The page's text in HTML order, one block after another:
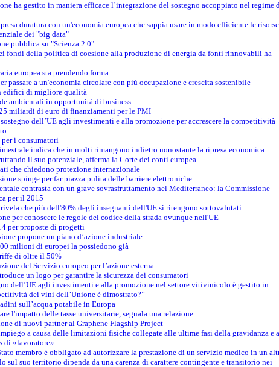
ha gestito in maniera efficace l’integrazione del sostegno accoppiato nel regime
duratura con un'economia europea che sappia usare in modo efficiente le risorse
dei "big data"
pubblica su "Scienza 2.0"
fondi della politica di coesione alla produzione di energia da fonti rinnovabili ha
europea sta prendendo forma
a un'economia circolare con più occupazione e crescita sostenibile
edifici di migliore qualità
ambientali in opportunità di business
miliardi di euro di finanziamenti per le PMI
dell’UE agli investimenti e alla promozione per accrescere la competitività
i consumatori
indica che in molti rimangono indietro nonostante la ripresa economica
il suo potenziale, afferma la Corte dei conti europea
che chiedono protezione internazionale
spinge per far piazza pulita delle barriere elettroniche
contrasta con un grave sovrasfruttamento nel Mediterraneo: la Commissione
per il 2015
che più dell'80% degli insegnanti dell'UE si ritengono sottovalutati
per conoscere le regole del codice della strada ovunque nell'UE
per proposte di progetti
propone un piano d’azione industriale
milioni di europei la possiedono già
di oltre il 50%
del Servizio europeo per l’azione esterna
un logo per garantire la sicurezza dei consumatori
dell’UE agli investimenti e alla promozione nel settore vitivinicolo è gestito in
dei vini dell’Unione è dimostrato?”
sull’acqua potabile in Europa
l'impatto delle tasse universitarie, segnala una relazione
di nuovi partner al Graphene Flagship Project
a causa delle limitazioni fisiche collegate alle ultime fasi della gravidanza e
di «lavoratore»
membro è obbligato ad autorizzare la prestazione di un servizio medico in un
sul suo territorio dipenda da una carenza di carattere contingente e transitorio nei